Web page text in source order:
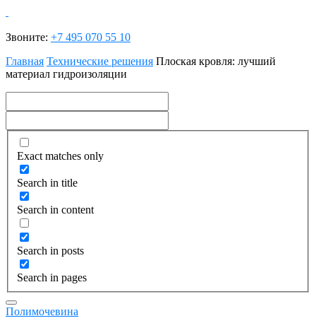
Звоните: +7 495 070 55 10
Главная Технические решения Плоская кровля: лучший
материал гидроизоляции
Exact matches only
Search in title
Search in content
Search in posts
Search in pages
Полимочевина